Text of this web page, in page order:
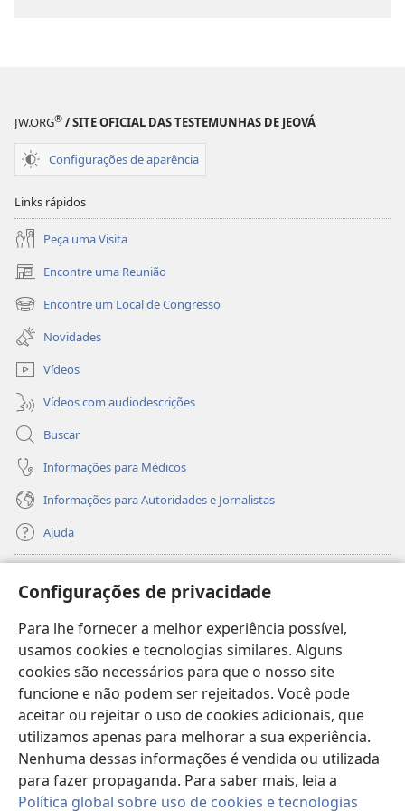
Configurações de privacidade
Para lhe fornecer a melhor experiência possível,
usamos cookies e tecnologias similares. Alguns
cookies são necessários para que o nosso site
funcione e não podem ser rejeitados. Você pode
aceitar ou rejeitar o uso de cookies adicionais, que
utilizamos apenas para melhorar a sua experiência.
Nenhuma dessas informações é vendida ou utilizada
para fazer propaganda. Para saber mais, leia a
Política global sobre uso de cookies e tecnologias
JW.ORG® / SITE OFICIAL DAS TESTEMUNHAS DE JEOVÁ
Configurações de aparência
Links rápidos
Peça uma Visita
Encontre uma Reunião
(abre
nova
janela)
Encontre um Local de Congresso
(abre
nova
janela)
Novidades
Vídeos
Vídeos com audiodescrições
Buscar
Informações para Médicos
Informações para Autoridades e Jornalistas
Ajuda
(abre
nova
janela)
Biblioteca On-line da Torre de Vigia™
(abre
nova
janela)JW Hub
(abre
nova
janela)JW Library
Watchtower Library